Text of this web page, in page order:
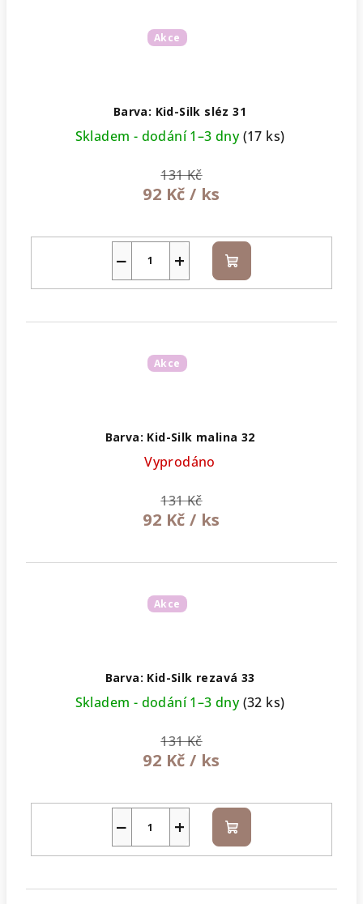
Akce
Barva: Kid-Silk sléz 31
Skladem - dodání 1–3 dny(17 ks)
131 Kč
92 Kč / ks
+
− Do
košíku
Akce
Barva: Kid-Silk malina 32
Vyprodáno
131 Kč
92 Kč / ks
Akce
Barva: Kid-Silk rezavá 33
Skladem - dodání 1–3 dny(32 ks)
131 Kč
92 Kč / ks
+
− Do
košíku